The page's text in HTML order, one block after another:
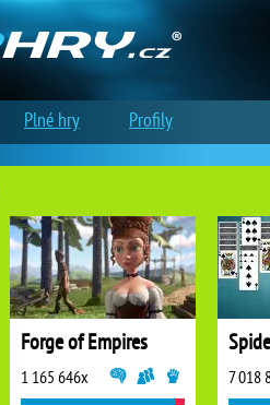
Forge of Empires
1 165 646x 7 018
Plné hry Profily